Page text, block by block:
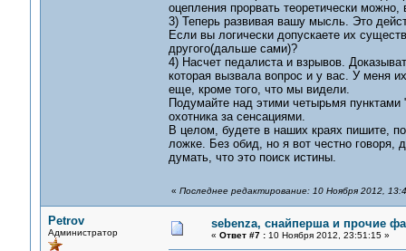
оцепления прорвать теоретически
3) Теперь развивая вашу мысль. Это
Если вы логически допускаете их
другого(дальше сами)?
4) Насчет педалиста и взрывов.
которая вызвала вопрос и у вас. У меня
еще, кроме того, что мы видели.
Подумайте над этими четырьмя пунктами
охотника за сенсациями.
В целом, будете в наших краях пишите,
ложке. Без обид, но я вот честно говоря,
думать, что это поиск истины.
« Последнее редактирование: 10 Ноября 2012,
Petrov
Администратор
sebenza, снайперша и прочие
« Ответ #7 :10 Ноября 2012, 23:51:15 »